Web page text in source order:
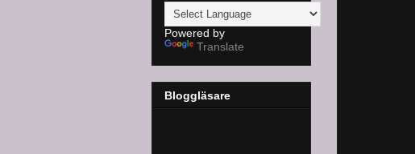
Powered by
Translate
Bloggläsare